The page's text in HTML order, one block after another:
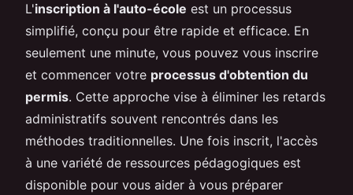
L'inscription à l'auto-école est un processus
simplifié, conçu pour être rapide et efficace. En
seulement une minute, vous pouvez vous inscrire
et commencer votre processus d'obtention du
permis. Cette approche vise à éliminer les retards
administratifs souvent rencontrés dans les
méthodes traditionnelles. Une fois inscrit, l'accès
à une variété de ressources pédagogiques est
disponible pour vous aider à vous préparer